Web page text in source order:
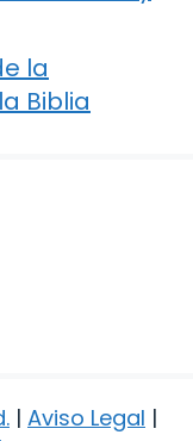
la
Biblia
. | Aviso Legal |